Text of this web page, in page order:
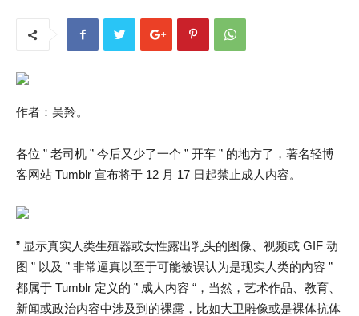
作者：吴羚。
各位 ” 老司机 ” 今后又少了一个 ” 开车 ” 的地方了，著名轻博
客网站 Tumblr 宣布将于 12 月 17 日起禁止成人内容。
” 显示真实人类生殖器或女性露出乳头的图像、视频或 GIF 动
图 ” 以及 ” 非常逼真以至于可能被误认为是现实人类的内容 ”
都属于 Tumblr 定义的 ” 成人内容 “，当然，艺术作品、教育、
新闻或政治内容中涉及到的裸露，比如大卫雕像或是裸体抗体